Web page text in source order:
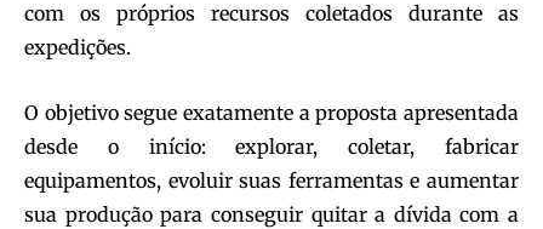
com os próprios recursos coletados durante as
expedições.
O objetivo segue exatamente a proposta apresentada
desde o início: explorar, coletar, fabricar
equipamentos, evoluir suas ferramentas e aumentar
sua produção para conseguir quitar a dívida com a